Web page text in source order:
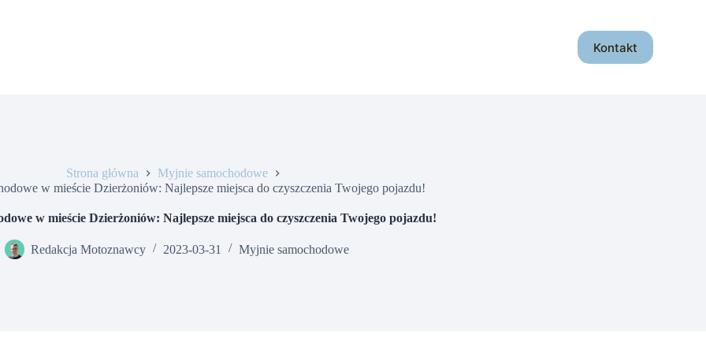
Kontakt
Strona główna
Myjnie samochodowe
w mieście Dzierżoniów: Najlepsze miejsca do czyszczenia Twojego pojazdu!
w mieście Dzierżoniów: Najlepsze miejsca do czyszczenia Twojego pojazdu!
Redakcja Motoznawcy 2023-03-31 Myjnie samochodowe